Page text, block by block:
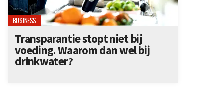
BUSINESS
Transparantie stopt niet bij
voeding. Waarom dan wel bij
drinkwater?